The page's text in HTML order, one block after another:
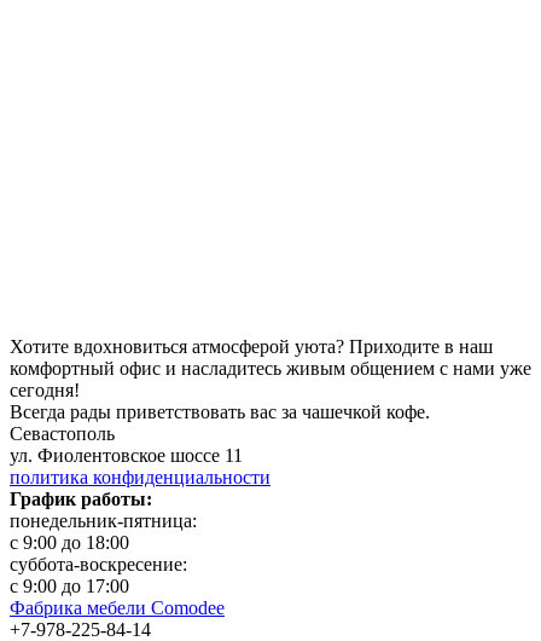
Хотите вдохновиться атмосферой уюта? Приходите в наш
комфортный офис и насладитесь живым общением с нами уже
сегодня!
Всегда рады приветствовать вас за чашечкой кофе.
Севастополь
ул. Фиолентовское шоссе 11
политика конфиденциальности
График работы:
понедельник-пятница:
с 9:00 до 18:00
суббота-воскресение:
с 9:00 до 17:00
Фабрика мебели Comodee
+7-978-225-84-14